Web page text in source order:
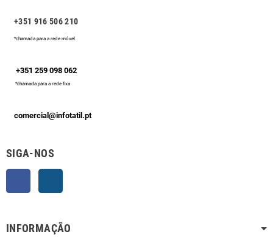
+351 916 506 210
*chamada para a rede móvel
+351 259 098 062
*chamada para a rede fixa
comercial@infotatil.pt
SIGA-NOS
INFORMAÇÃO